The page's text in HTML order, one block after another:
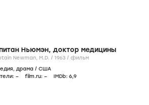
Ньюмэн, доктор медицины
Captain Newman, M.D. / 1963 / фильм
, драма / США
– film.ru: – IMDb: 6,9